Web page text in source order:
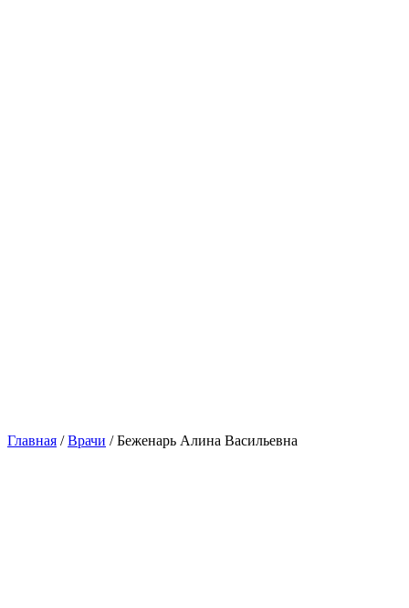
Главная /Врачи /Беженарь Алина Васильевна